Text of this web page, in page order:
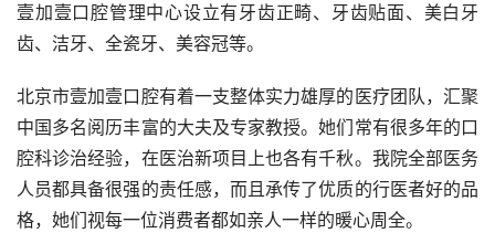
壹加壹口腔管理中心设立有牙齿正畸、牙齿贴面、美白牙
齿、洁牙、全瓷牙、美容冠等。
北京市壹加壹口腔有着一支整体实力雄厚的医疗团队，汇聚
中国多名阅历丰富的大夫及专家教授。她们常有很多年的口
腔科诊治经验，在医治新项目上也各有千秋。我院全部医务
人员都具备很强的责任感，而且承传了优质的行医者好的品
格，她们视每一位消费者都如亲人一样的暖心周全。